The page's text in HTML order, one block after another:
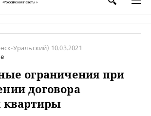
«Российской газеты»
Уральский) 10.03.2021
ограничения при
договора
квартиры